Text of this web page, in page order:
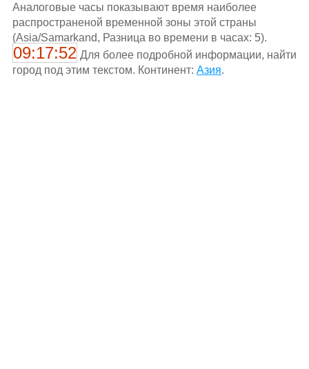
Aналоговые часы показывают время наиболее
распространеной временной зоны этой страны
(Asia/Samarkand, Разница во времени в часах: 5).
09:17:52 Для более подробной информации, найти
город под этим текстом. Континент: Азия.